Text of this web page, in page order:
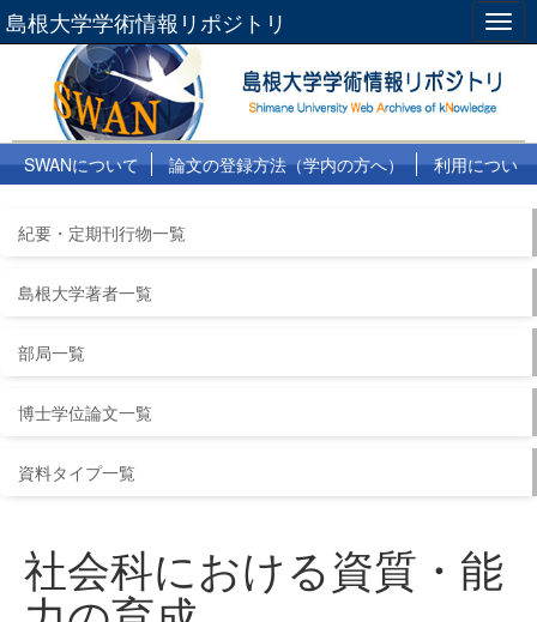
島根大学学術情報リポジトリ
SWANについて 論文の登録方法（学内の方へ）
利用につい
紀要・定期刊行物一覧
島根大学著者一覧
部局一覧
博士学位論文一覧
資料タイプ一覧
社会科における資質・能